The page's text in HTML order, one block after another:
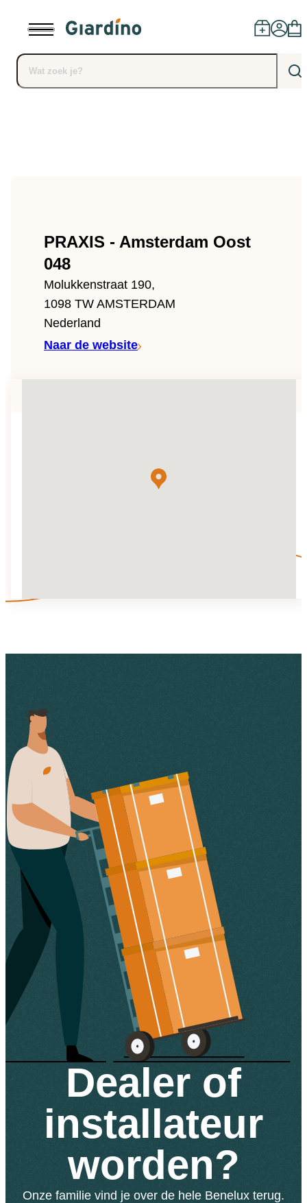
Advies
Gio Goes Green
PRAXIS - Amsterdam Oost
048
Molukkenstraat 190,
1098 TW AMSTERDAM
Nederland
Naar de website
Dealer of
installateur
worden?
Onze familie vind je over de hele Benelux terug.